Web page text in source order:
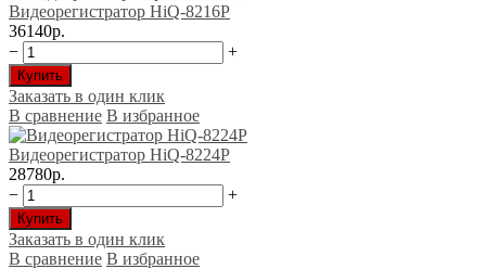
Видеорегистратор HiQ-8216P
36140р.
−
+
Купить
Заказать в один клик
В сравнение В избранное
Видеорегистратор HiQ-8224P
28780р.
−
+
Купить
Заказать в один клик
В сравнение В избранное